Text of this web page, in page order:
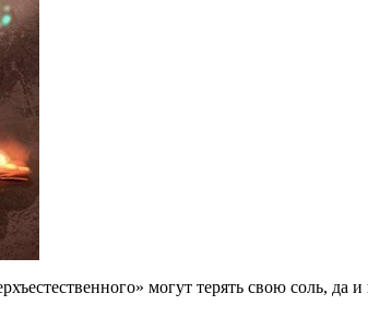
могут терять свою соль, да